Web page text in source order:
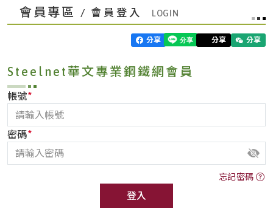
會員專區 / 會員登入
分享 分享 分享
Steelnet華文專業鋼鐵網會員
帳號*
密碼*
忘記密碼
登入